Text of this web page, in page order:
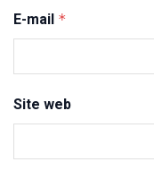
E-mail *
Site web